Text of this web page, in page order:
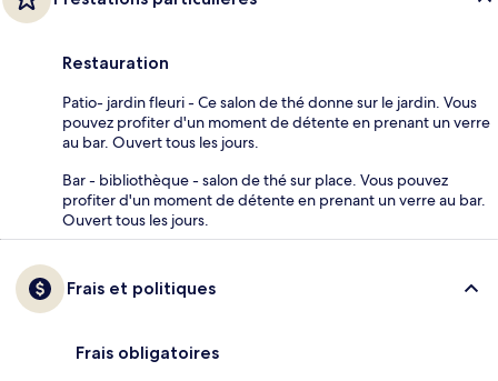
Restauration
Patio- jardin fleuri - Ce salon de thé donne sur le jardin. Vous
pouvez profiter d'un moment de détente en prenant un verre
au bar. Ouvert tous les jours.
Bar - bibliothèque - salon de thé sur place. Vous pouvez
profiter d'un moment de détente en prenant un verre au bar.
Ouvert tous les jours.
Frais et politiques
Frais obligatoires